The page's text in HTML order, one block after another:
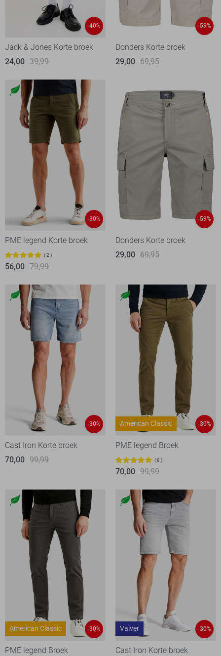
-40%
Jack & Jones Korte broek
24,00 39,99
-59%
Donders Korte broek
29,00 69,95
-30%
PME legend Korte broek
2
56,00 79,99
-59%
Donders Korte broek
29,00 69,95
-30%
Cast Iron Korte broek
70,00 99,99
American Classic -30%
PME legend Broek
8
70,00 99,99
American Classic -30%
PME legend Broek
Valver -30%
Cast Iron Korte broek